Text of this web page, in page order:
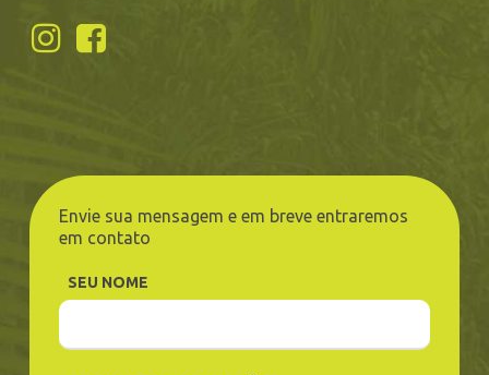
Envie sua mensagem e em breve entraremos
em contato
SEU NOME